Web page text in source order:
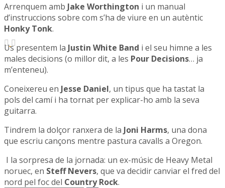
Arrenquem amb Jake Worthington i un manual
d’instruccions sobre com s’ha de viure en un autèntic
Honky Tonk.
Us presentem la Justin White Band i el seu himne a les
males decisions (o millor dit, a les Pour Decisions… ja
m’enteneu).
Coneixereu en Jesse Daniel, un tipus que ha tastat la
pols del camí i ha tornat per explicar-ho amb la seva
guitarra.
Tindrem la dolçor ranxera de la Joni Harms, una dona
que escriu cançons mentre pastura cavalls a Oregon.
I la sorpresa de la jornada: un ex-músic de Heavy Metal
noruec, en Steff Nevers, que va decidir canviar el fred del
nord pel foc del Country Rock.